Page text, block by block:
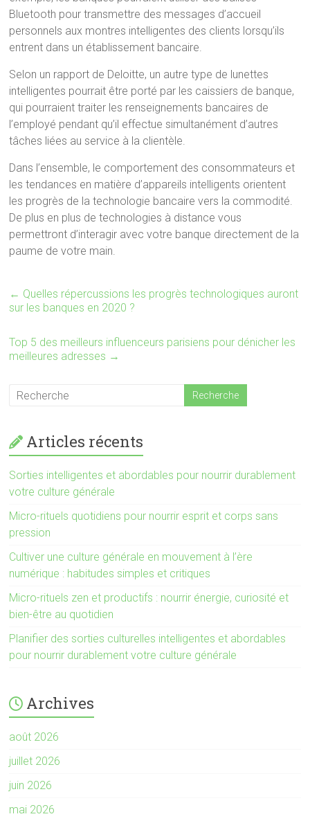
Bluetooth pour transmettre des messages d’accueil
personnels aux montres intelligentes des clients lorsqu’ils
entrent dans un établissement bancaire.
Selon un rapport de Deloitte, un autre type de lunettes
intelligentes pourrait être porté par les caissiers de banque,
qui pourraient traiter les renseignements bancaires de
l’employé pendant qu’il effectue simultanément d’autres
tâches liées au service à la clientèle.
Dans l’ensemble, le comportement des consommateurs et
les tendances en matière d’appareils intelligents orientent
les progrès de la technologie bancaire vers la commodité.
De plus en plus de technologies à distance vous
permettront d’interagir avec votre banque directement de la
paume de votre main.
← Quelles répercussions les progrès technologiques auront
sur les banques en 2020 ?
Top 5 des meilleurs influenceurs parisiens pour dénicher les
meilleures adresses →
Articles récents
Sorties intelligentes et abordables pour nourrir durablement
votre culture générale
Micro-rituels quotidiens pour nourrir esprit et corps sans
pression
Cultiver une culture générale en mouvement à l’ère
numérique : habitudes simples et critiques
Micro-rituels zen et productifs : nourrir énergie, curiosité et
bien-être au quotidien
Planifier des sorties culturelles intelligentes et abordables
pour nourrir durablement votre culture générale
Archives
août 2026
juillet 2026
juin 2026
mai 2026